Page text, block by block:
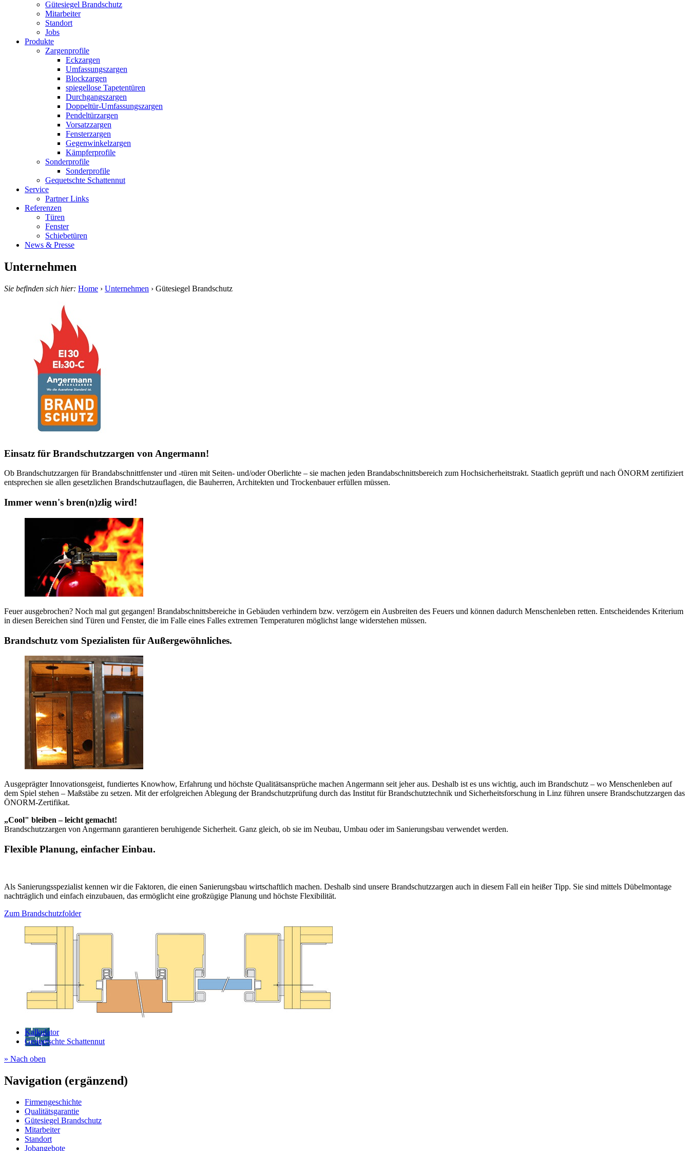
Gütesiegel Brandschutz
Mitarbeiter
Standort
Jobs
Produkte
Zargenprofile
Eckzargen
Umfassungszargen
Blockzargen
spiegellose Tapetentüren
Durchgangszargen
Doppeltür-Umfassungszargen
Pendeltürzargen
Vorsatzzargen
Fensterzargen
Gegenwinkelzargen
Kämpferprofile
Sonderprofile
Sonderprofile
Gequetschte Schattennut
Service
Partner Links
Referenzen
Türen
Fenster
Schiebetüren
News & Presse
Unternehmen
Sie befinden sich hier: Home › Unternehmen › Gütesiegel Brandschutz
Einsatz für Brandschutzzargen von Angermann!
Ob Brandschutzzargen für Brandabschnittfenster und -türen mit Seiten- und/oder Oberlichte – sie machen jeden Brandabschnittsbereich zum Hochsicherheitstrakt. Staatlich geprüft und nach ÖNORM zertifiziert
entsprechen sie allen gesetzlichen Brandschutzauflagen, die Bauherren, Architekten und Trockenbauer erfüllen müssen.
Immer wenn's bren(n)zlig wird!
Feuer ausgebrochen? Noch mal gut gegangen! Brandabschnittsbereiche in Gebäuden verhindern bzw. verzögern ein Ausbreiten des Feuers und können dadurch Menschenleben retten. Entscheidendes Kriterium
in diesen Bereichen sind Türen und Fenster, die im Falle eines Falles extremen Temperaturen möglichst lange widerstehen müssen.
Brandschutz vom Spezialisten für Außergewöhnliches.
Ausgeprägter Innovationsgeist, fundiertes Knowhow, Erfahrung und höchste Qualitätsansprüche machen Angermann seit jeher aus. Deshalb ist es uns wichtig, auch im Brandschutz – wo Menschenleben auf
dem Spiel stehen – Maßstäbe zu setzen. Mit der erfolgreichen Ablegung der Brandschutzprüfung durch das Institut für Brandschutztechnik und Sicherheitsforschung in Linz führen unsere Brandschutzzargen das
ÖNORM-Zertifikat.
„Cool" bleiben – leicht gemacht!
Brandschutzzargen von Angermann garantieren beruhigende Sicherheit. Ganz gleich, ob sie im Neubau, Umbau oder im Sanierungsbau verwendet werden.
Flexible Planung, einfacher Einbau.
Als Sanierungsspezialist kennen wir die Faktoren, die einen Sanierungsbau wirtschaftlich machen. Deshalb sind unsere Brandschutzzargen auch in diesem Fall ein heißer Tipp. Sie sind mittels Dübelmontage
nachträglich und einfach einzubauen, das ermöglicht eine großzügige Planung und höchste Flexibilität.
Zum Brandschutzfolder
Kalkulator
Gequetschte Schattennut
» Nach oben
Navigation (ergänzend)
Firmengeschichte
Qualitätsgarantie
Gütesiegel Brandschutz
Mitarbeiter
Standort
Jobangebote